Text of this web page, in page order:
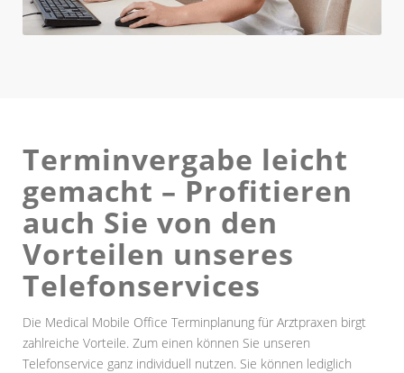
Terminvergabe leicht
gemacht – Profitieren
auch Sie von den
Vorteilen unseres
Telefonservices
Die Medical Mobile Office Terminplanung für Arztpraxen birgt
zahlreiche Vorteile. Zum einen können Sie unseren
Telefonservice ganz individuell nutzen. Sie können lediglich